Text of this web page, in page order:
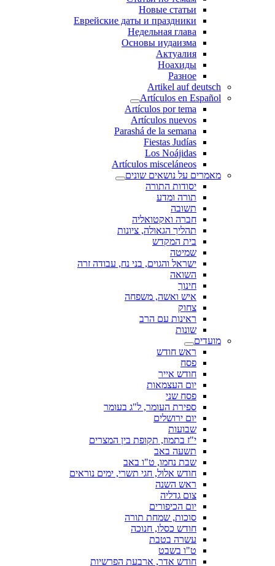
Новые статьи
Еврейские даты и праздники
Недельная глава
Основы иудаизма
Актуалия
Ноахиды
Разное
Artikel auf deutsch
Artículos en Español
Artículos por tema
Artículos nuevos
Parashá de la semana
Fiestas Judías
Los Noájidas
Artículos misceláneos
מאמרים על נושאים שונים
יסודות התורה
תורה ומדע
תשובה
חברה ואקטואליה
תהליך הגאולה, ציונות
בית המקדש
שמיטה
ישראל והגוים, בני נח, עבודה זרה
השואה
חינוך
איש ואשה, משפחה
צחוק
ראינות עם הרב
שונות
מועדים
ראש חודש
פסח
חודש אייר
יום העצמאות
פסח שני
ספירת העומר, ל"ג בעומר
יום ירושלים
שבועות
י"ז בתמוז, תקופת בין המצרים
תשעה באב
שבת נחמו, ט"ו באב
חודש אלול, חגי תשרי, ימים נוראים
ראש השנה
צום גדליה
יום הכיפורים
סוכות, שמחת תורה
חודש כסלו, חנוכה
עשרה בטבת
ט"ו בשבט
חודש אדר, ארבעת הפרשיות